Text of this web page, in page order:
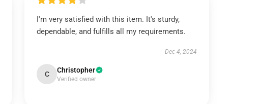
I'm very satisfied with this item. It's sturdy,
dependable, and fulfills all my requirements.
Dec 4, 2024
C Christopher
Verified owner